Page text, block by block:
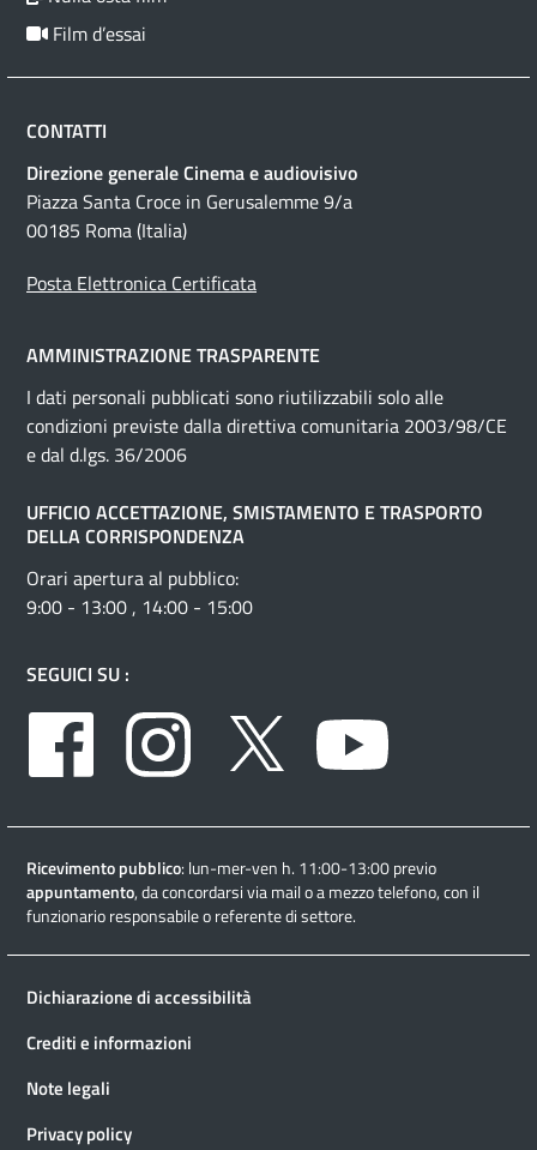
Film d’essai
CONTATTI
Direzione generale Cinema e audiovisivo
Piazza Santa Croce in Gerusalemme 9/a
00185 Roma (Italia)
Posta Elettronica Certificata
AMMINISTRAZIONE TRASPARENTE
I dati personali pubblicati sono riutilizzabili solo alle
condizioni previste dalla direttiva comunitaria 2003/98/CE
e dal d.lgs. 36/2006
UFFICIO ACCETTAZIONE, SMISTAMENTO E TRASPORTO
DELLA CORRISPONDENZA
Orari apertura al pubblico:
9:00 - 13:00 , 14:00 - 15:00
SEGUICI SU :
Facebook
Instagram Twitter
Ricevimento pubblico: lun-mer-ven h. 11:00-13:00 previo
appuntamento, da concordarsi via mail o a mezzo telefono, con il
funzionario responsabile o referente di settore.
Dichiarazione di accessibilità
Crediti e informazioni
Note legali
Privacy policy